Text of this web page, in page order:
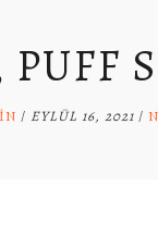
/ EYLÜL 16, 2021/